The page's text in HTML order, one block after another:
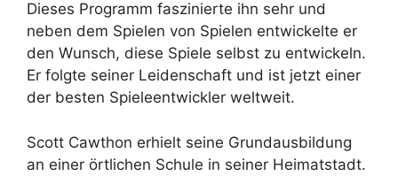
Dieses Programm faszinierte ihn sehr und
neben dem Spielen von Spielen entwickelte er
den Wunsch, diese Spiele selbst zu entwickeln.
Er folgte seiner Leidenschaft und ist jetzt einer
der besten Spieleentwickler weltweit.
Scott Cawthon erhielt seine Grundausbildung
an einer örtlichen Schule in seiner Heimatstadt.